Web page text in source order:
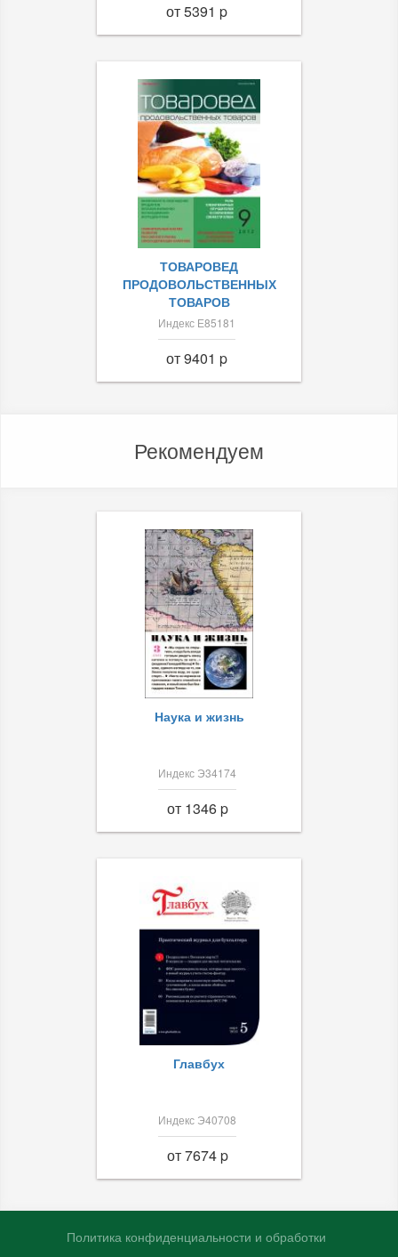
от 5391 p
ТОВАРОВЕД
ПРОДОВОЛЬСТВЕННЫХ
ТОВАРОВ
Индекс Е85181
от 9401 p
Рекомендуем
Наука и жизнь
Индекс Э34174
от 1346 p
Главбух
Индекс Э40708
от 7674 p
Политика конфиденциальности и обработки